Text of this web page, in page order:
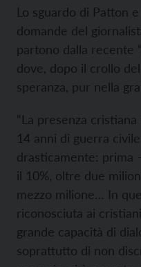
Lo sguardo di Patton
domande del
partono dalla recente
dove, dopo il crollo
speranza, pur nella
“La presenza
14 anni di guerra
drasticamente: prima
il 10%, oltre due
mezzo milione… In
riconosciuta ai
grande capacità di
soprattutto di non